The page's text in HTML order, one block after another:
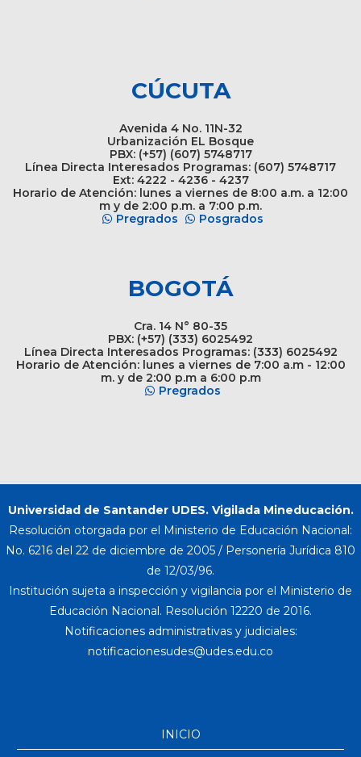
CÚCUTA
Avenida 4 No. 11N-32
Urbanización EL Bosque
PBX: (+57) (607) 5748717
Línea Directa Interesados Programas: (607) 5748717
Ext: 4222 - 4236 - 4237
Horario de Atención: lunes a viernes de 8:00 a.m. a 12:00
m y de 2:00 p.m. a 7:00 p.m.
Pregrados
Posgrados
BOGOTÁ
Cra. 14 N° 80-35
PBX: (+57) (333) 6025492
Línea Directa Interesados Programas: (333) 6025492
Horario de Atención: lunes a viernes de 7:00 a.m - 12:00
m. y de 2:00 p.m a 6:00 p.m
Pregrados
Universidad de Santander UDES. Vigilada Mineducación.
Resolución otorgada por el Ministerio de Educación Nacional:
No. 6216 del 22 de diciembre de 2005 / Personería Jurídica 810
de 12/03/96.
Institución sujeta a inspección y vigilancia por el Ministerio de
Educación Nacional. Resolución 12220 de 2016.
Notificaciones administrativas y judiciales:
INICIO